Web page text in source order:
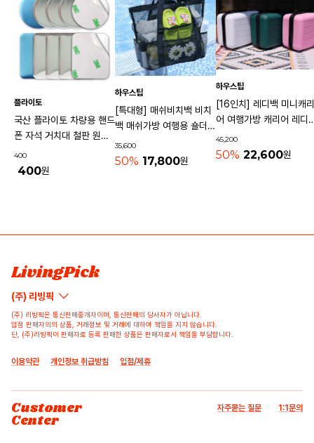
플라이토
국산 플라이토 차량용 핸드
폰 자석 거치대 철판 원형
사각 40mm
400
400원
하우스팁
[특대형] 매쉬비치백 비치
백 매쉬가방 여행용 숄더백
물놀이가방 수영가방 물빠
지는가방
35,600
50% 17,800원
하우스팁
[16인치] 레디백 미니캐리
어 여행가방 캐리어 레디
기내용가방
45,200
50% 22,600원
LivingPick
(주) 리빙픽
(주) 리빙픽은 통신판매중개자이며, 통신판매의 당사자가 아닙니다.
입점 판매자의의 상품, 거래정보 및 거래에 대하여 책임을 지지 않습니다.
단, (주)리빙픽이 판매자로 등록 판매한 상품은 판매자로서 책임을 부담합니다.
이용약관 개인정보 취급방침 입점/제휴
Customer
Center
자주묻는 질문 1:1문의